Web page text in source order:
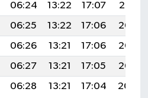
06:24 13:22 17:07
20:10
06:25 13:22 17:06
20:08
06:26 13:21 17:06
20:07
06:27 13:21 17:05
20:05
06:28 13:21 17:04 20:04